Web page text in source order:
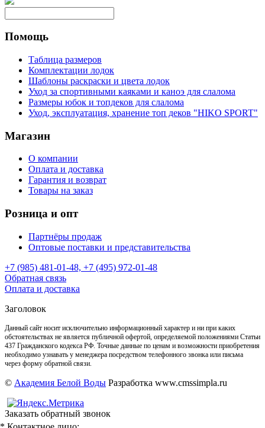
Помощь
Таблица размеров
Комплектации лодок
Шаблоны раскраски и цвета лодок
Уход за спортивными каяками и каноэ для слалома
Размеры юбок и топдеков для слалома
Уход, эксплуатация, хранение топ деков "HIKO SPORT"
Магазин
О компании
Оплата и доставка
Гарантия и возврат
Товары на заказ
Розница и опт
Партнёры продаж
Оптовые поставки и представительства
+7 (985) 481-01-48, +7 (495) 972-01-48
Обратная связь
Оплата и доставка
Заголовок
Данный сайт носит исключительно информационный характер и ни при каких
обстоятельствах не является публичной офертой, определяемой положениями Статьи
437 Гражданского кодекса РФ. Точные данные по ценам и возможности приобретения
необходимо узнавать у менеджера посредством телефонного звонка или письма
через форму обратной связи.
© Академия Белой Воды Разработка www.cmssimpla.ru
Заказать обратный звонок